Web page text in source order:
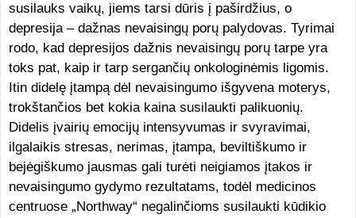
susilauks vaikų, jiems tarsi dūris į paširdžius, o
depresija – dažnas nevaisingų porų palydovas. Tyrimai
rodo, kad depresijos dažnis nevaisingų porų tarpe yra
toks pat, kaip ir tarp sergančių onkologinėmis ligomis.
Itin didelę įtampą dėl nevaisingumo išgyvena moterys,
trokštančios bet kokia kaina susilaukti palikuonių.
Didelis įvairių emocijų intensyvumas ir svyravimai,
ilgalaikis stresas, nerimas, įtampa, beviltiškumo ir
bejėgiškumo jausmas gali turėti neigiamos įtakos ir
nevaisingumo gydymo rezultatams, todėl medicinos
centruose „Northway“ negalinčioms susilaukti kūdikio